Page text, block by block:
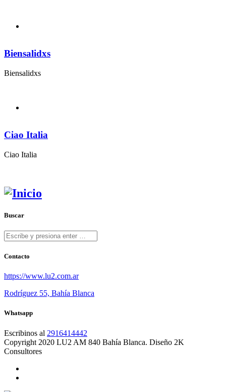
Biensalidxs
Biensalidxs
Ciao Italia
Ciao Italia
Buscar
Contacto
https://www.lu2.com.ar
Rodríguez 55, Bahía Blanca
Whatsapp
Escribinos al 2916414442
Copyright 2020 LU2 AM 840 Bahía Blanca. Diseño 2K
Consultores